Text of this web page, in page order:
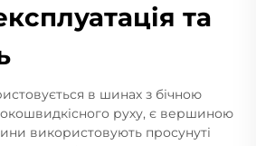
та
в шинах з бічною
руху, є вершиною
використовують просунуті